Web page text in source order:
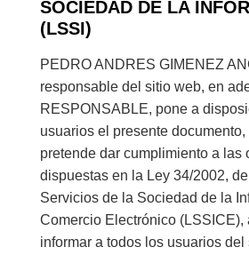
SOCIEDAD DE LA
(LSSI)
PEDRO ANDRES GIMENEZ
responsable del sitio web, en
RESPONSABLE, pone a
usuarios el presente
pretende dar cumplimiento a las
dispuestas en la Ley 34/2002,
Servicios de la Sociedad de la
Comercio Electrónico (LSSICE),
informar a todos los usuarios del